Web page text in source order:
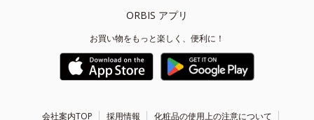
ORBIS アプリ
お買い物をもっと楽しく、便利に！
会社案内TOP 採用情報 化粧品の使用上の注意について